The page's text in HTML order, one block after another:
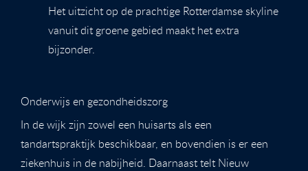
Het uitzicht op de prachtige Rotterdamse skyline
vanuit dit groene gebied maakt het extra
bijzonder.
Onderwijs en gezondheidszorg
In de wijk zijn zowel een huisarts als een
tandartspraktijk beschikbaar, en bovendien is er een
ziekenhuis in de nabijheid. Daarnaast telt Nieuw